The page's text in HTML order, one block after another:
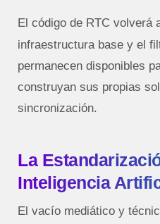
El código de RTC volverá
infraestructura base y el
permanecen disponibles
construyan sus propias
sincronización.
La
Inteligencia
El vacío mediático y